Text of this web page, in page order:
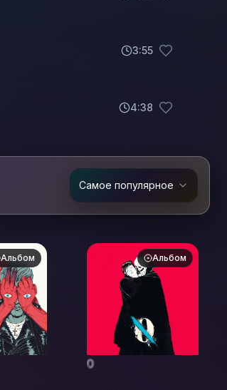
3:55
4:38
Самое популярное
Альбом Альбом
0